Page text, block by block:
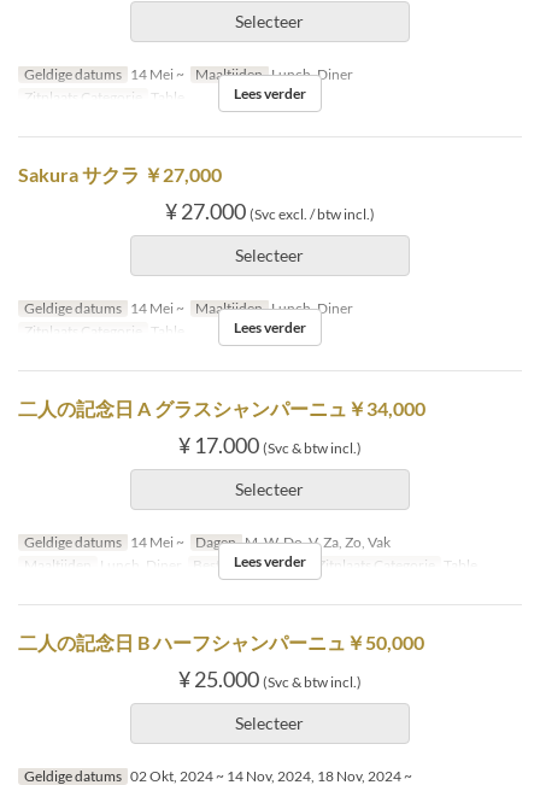
Selecteer
Geldige datums 14 Mei ~ Maaltijden Lunch, Diner
Zitplaats Categorie
Table Lees verder
Sakura サクラ ￥27,000
¥ 27.000 (Svc excl. / btw incl.)
Selecteer
Geldige datums 14 Mei ~ Maaltijden Lunch, Diner
Zitplaats Categorie
Table Lees verder
二人の記念日 A グラスシャンパーニュ￥34,000
¥ 17.000 (Svc & btw incl.)
Selecteer
Geldige datums 14 Mei ~ Dagen M, W, Do, V, Za, Zo, Vak
Maaltijden
Lunch, Diner Bestellimiet 2 ~ 2 Zitplaats Categorie Table
Lees verder
二人の記念日 B ハーフシャンパーニュ￥50,000
¥ 25.000 (Svc & btw incl.)
Selecteer
Geldige datums 02 Okt, 2024 ~ 14 Nov, 2024, 18 Nov, 2024 ~